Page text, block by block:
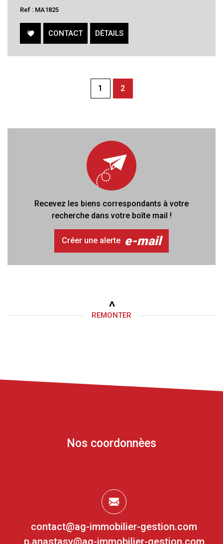
Ref : MA1825
CONTACT DÉTAILS
1 2
Recevez les biens correspondants à votre
recherche dans votre boîte mail !
Créer une alerte e-mail
REMONTER
Nos coordonnèes
contact@ag-immobilier-gestion.com
p.anastasy@ag-immobilier-gestion.com